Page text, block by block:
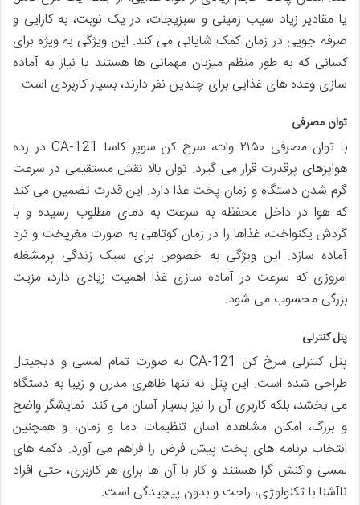
یا مقادیر زیاد سیب زمینی و سبزیجات، در یک نوبت، به کارایی و
صرفه جویی در زمان کمک شایانی می کند. این ویژگی به ویژه برای
کسانی که به طور منظم میزبان مهمانی ها هستند یا نیاز به آماده
سازی وعده های غذایی برای چندین نفر دارند، بسیار کاربردی است.
توان مصرفی
با توان مصرفی ۲۱۵۰ وات، سرخ کن سوپر کاسا CA-121 در رده
هواپزهای پرقدرت قرار می گیرد. توان بالا نقش مستقیمی در سرعت
گرم شدن دستگاه و زمان پخت غذا دارد. این قدرت تضمین می کند
که هوا در داخل محفظه به سرعت به دمای مطلوب رسیده و با
گردش یکنواخت، غذاها را در زمان کوتاهی به صورت مغزپخت و ترد
آماده سازد. این ویژگی به خصوص برای سبک زندگی پرمشغله
امروزی که سرعت در آماده سازی غذا اهمیت زیادی دارد، مزیت
بزرگی محسوب می شود.
پنل کنترلی
پنل کنترلی سرخ کن CA-121 به صورت تمام لمسی و دیجیتال
طراحی شده است. این پنل نه تنها ظاهری مدرن و زیبا به دستگاه
می بخشد، بلکه کاربری آن را نیز بسیار آسان می کند. نمایشگر واضح
و بزرگ، امکان مشاهده آسان تنظیمات دما و زمان، و همچنین
انتخاب برنامه های پخت پیش فرض را فراهم می آورد. دکمه های
لمسی واکنش گرا هستند و کار با آن ها برای هر کاربری، حتی افراد
ناآشنا با تکنولوژی، راحت و بدون پیچیدگی است.